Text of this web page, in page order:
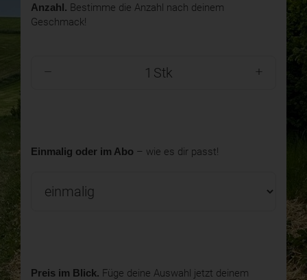
Anzahl. Bestimme die Anzahl nach deinem
Geschmack!
Stk
Einmalig oder im Abo – wie es dir passt!
Preis im Blick. Füge deine Auswahl jetzt deinem